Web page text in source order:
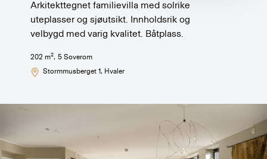
Arkitekttegnet familievilla med solrike
uteplasser og sjøutsikt. Innholdsrik og
velbygd med varig kvalitet. Båtplass.
202 m2, 5Soverom
Stormmusberget 1, Hvaler